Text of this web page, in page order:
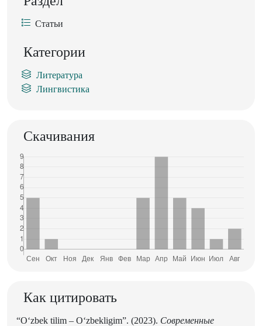
Статьи
Категории
Литература
Лингвистика
Скачивания
Как цитировать
“O‘zbek tilim – O‘zbekligim”. (2023). Современные